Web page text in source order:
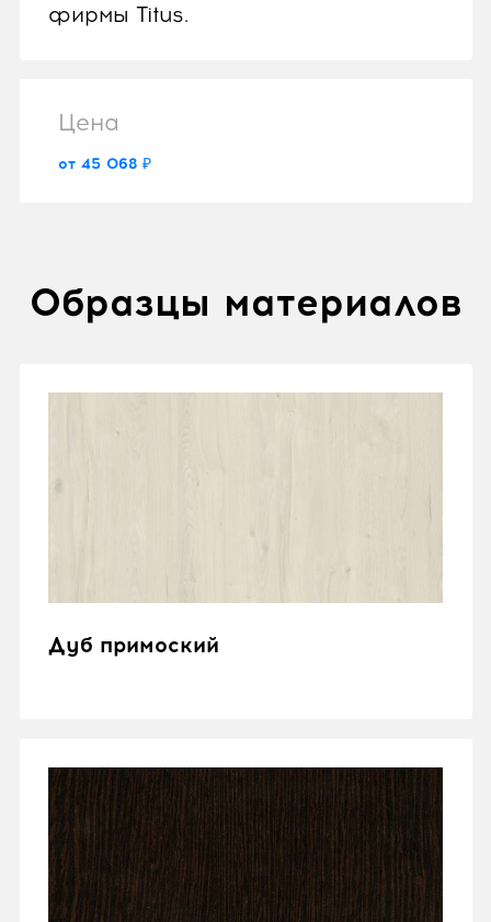
фирмы Titus.
Цена
от 45 068 ₽
Образцы материалов
Дуб примоский